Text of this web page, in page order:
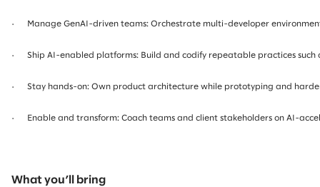
· Manage GenAI-driven teams: Orchestrate multi-developer
· Ship AI-enabled platforms: Build and codify repeatable practices such
· Stay hands-on: Own product architecture while prototyping and
· Enable and transform: Coach teams and client stakeholders on AI-
What you’ll bring